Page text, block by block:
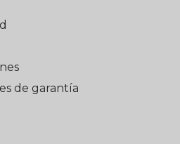
de garantía